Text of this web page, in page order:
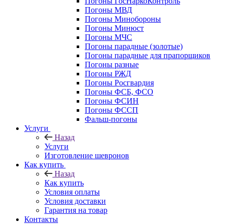
Погоны МВД
Погоны Минобороны
Погоны Минюст
Погоны МЧС
Погоны парадные (золотые)
Погоны парадные для прапорщиков
Погоны разные
Погоны РЖД
Погоны Росгвардия
Погоны ФСБ, ФСО
Погоны ФСИН
Погоны ФССП
Фальш-погоны
Услуги
Назад
Услуги
Изготовление шевронов
Как купить
Назад
Как купить
Условия оплаты
Условия доставки
Гарантия на товар
Контакты